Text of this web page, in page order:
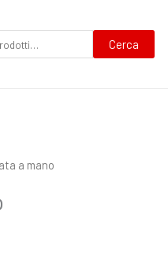
Cerca
a mano